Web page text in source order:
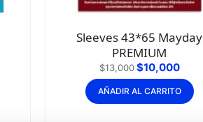
Sleeves 43*65 Mayday
PREMIUM
$13,000 $10,000
AÑADIR AL CARRITO